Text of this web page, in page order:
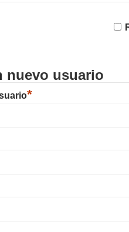
nuevo usuario
*